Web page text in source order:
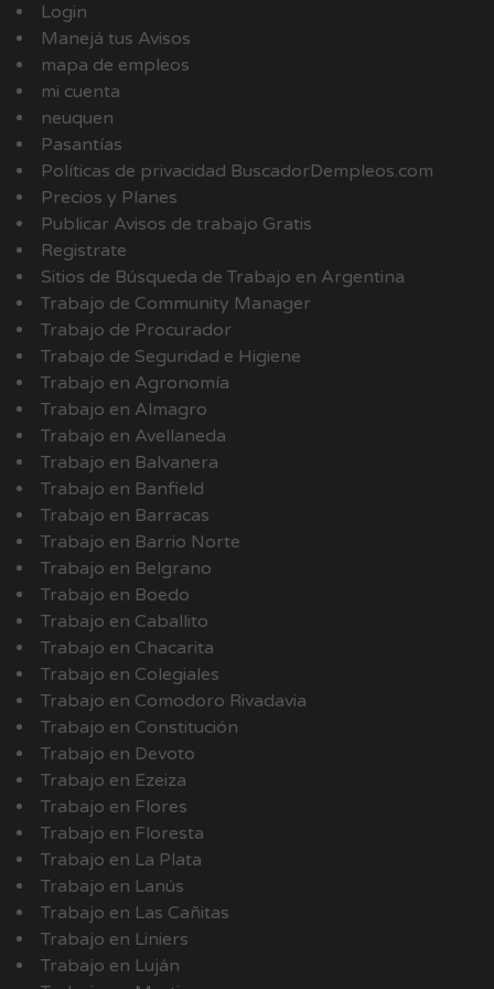
Login
Manejá tus Avisos
mapa de empleos
mi cuenta
neuquen
Pasantías
Políticas de privacidad BuscadorDempleos.com
Precios y Planes
Publicar Avisos de trabajo Gratis
Registrate
Sitios de Búsqueda de Trabajo en Argentina
Trabajo de Community Manager
Trabajo de Procurador
Trabajo de Seguridad e Higiene
Trabajo en Agronomía
Trabajo en Almagro
Trabajo en Avellaneda
Trabajo en Balvanera
Trabajo en Banfield
Trabajo en Barracas
Trabajo en Barrio Norte
Trabajo en Belgrano
Trabajo en Boedo
Trabajo en Caballito
Trabajo en Chacarita
Trabajo en Colegiales
Trabajo en Comodoro Rivadavia
Trabajo en Constitución
Trabajo en Devoto
Trabajo en Ezeiza
Trabajo en Flores
Trabajo en Floresta
Trabajo en La Plata
Trabajo en Lanús
Trabajo en Las Cañitas
Trabajo en Liniers
Trabajo en Luján